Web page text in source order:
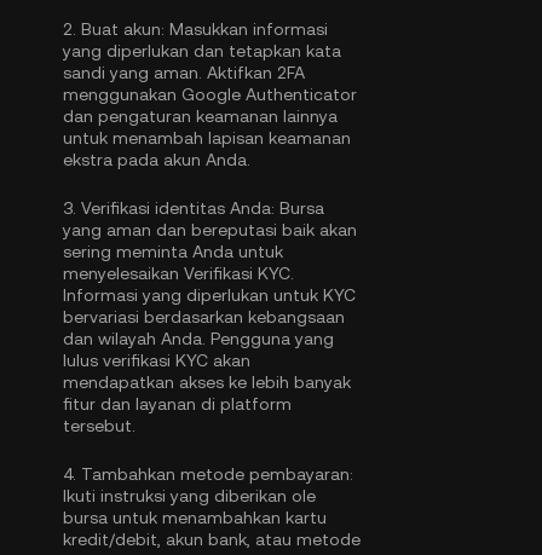
2. Buat akun: Masukkan informasi
yang diperlukan dan tetapkan kata
sandi yang aman. Aktifkan 2FA
menggunakan Google Authenticator
dan pengaturan keamanan lainnya
untuk menambah lapisan keamanan
ekstra pada akun Anda.
3. Verifikasi identitas Anda: Bursa
yang aman dan bereputasi baik akan
sering meminta Anda untuk
menyelesaikan Verifikasi KYC
Informasi yang diperlukan untuk KYC
bervariasi berdasarkan kebangsaan
dan wilayah Anda. Pengguna yang
lulus verifikasi KYC akan
mendapatkan akses ke lebih banyak
fitur dan layanan di platform
tersebut.
4. Tambahkan metode pembayaran:
Ikuti instruksi yang diberikan ole
bursa untuk menambahkan kartu
kredit/debit, akun bank, atau metode